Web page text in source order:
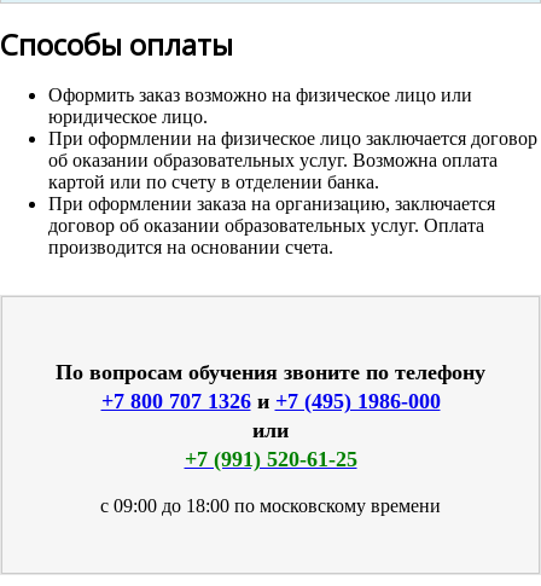
Способы оплаты
Оформить заказ возможно на физическое лицо или
юридическое лицо.
При оформлении на физическое лицо заключается договор
об оказании образовательных услуг. Возможна оплата
картой или по счету в отделении банка.
При оформлении заказа на организацию, заключается
договор об оказании образовательных услуг. Оплата
производится на основании счета.
По вопросам обучения звоните по телефону
+7 800 707 1326и +7 (495) 1986-000
или
+7 (991) 520-61-25
с 09:00 до 18:00 по московскому времени